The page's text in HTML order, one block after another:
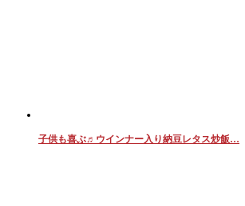
子供も喜ぶ♬ウインナー入り納豆レタス炒飯…